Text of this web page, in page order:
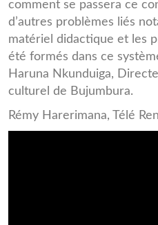
comment se passera ce
d’autres problèmes liés
matériel didactique et les
été formés dans ce
Haruna Nkunduiga,
culturel de Bujumbura.
Rémy Harerimana, Télé